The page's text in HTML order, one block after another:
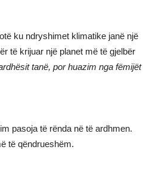
ku ndryshimet klimatike janë një
të krijuar një planet më të gjelbër
tanë, por huazim nga fëmijët
pasoja të rënda në të ardhmen.
të qëndrueshëm.